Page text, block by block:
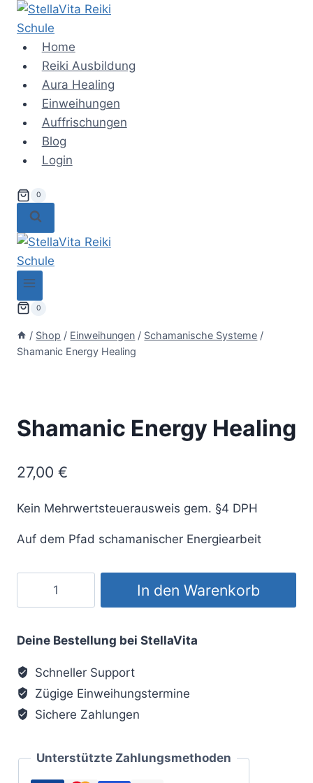
Zum
Inhalt
springenHome
Reiki Ausbildung
Aura Healing
Einweihungen
Auffrischungen
Blog
Login
0
0
/ Shop / Einweihungen / Schamanische Systeme /
Shamanic Energy Healing
Shamanic Energy Healing
27,00 €
Kein Mehrwertsteuerausweis gem. §4 DPH
Auf dem Pfad schamanischer Energiearbeit
Menge
In den Warenkorb
Deine Bestellung bei StellaVita
Schneller Support
Zügige Einweihungstermine
Sichere Zahlungen
Unterstützte Zahlungsmethoden